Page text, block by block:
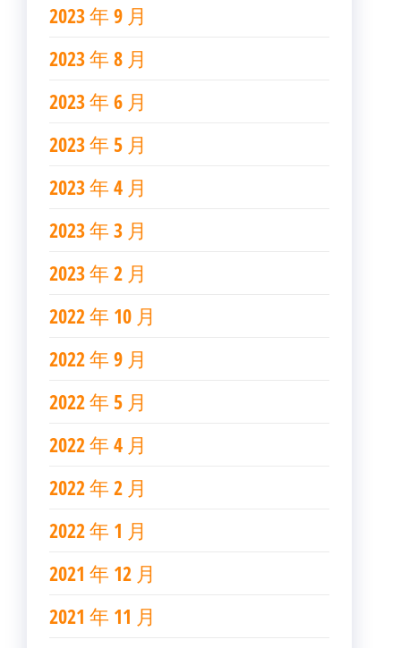
2023 年 9 月
2023 年 8 月
2023 年 6 月
2023 年 5 月
2023 年 4 月
2023 年 3 月
2023 年 2 月
2022 年 10 月
2022 年 9 月
2022 年 5 月
2022 年 4 月
2022 年 2 月
2022 年 1 月
2021 年 12 月
2021 年 11 月